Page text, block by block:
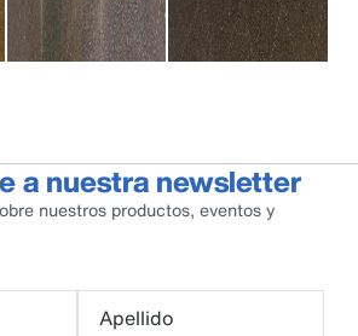
a nuestra newsletter
nuestros productos, eventos y
Apellido